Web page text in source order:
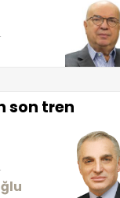
son tren